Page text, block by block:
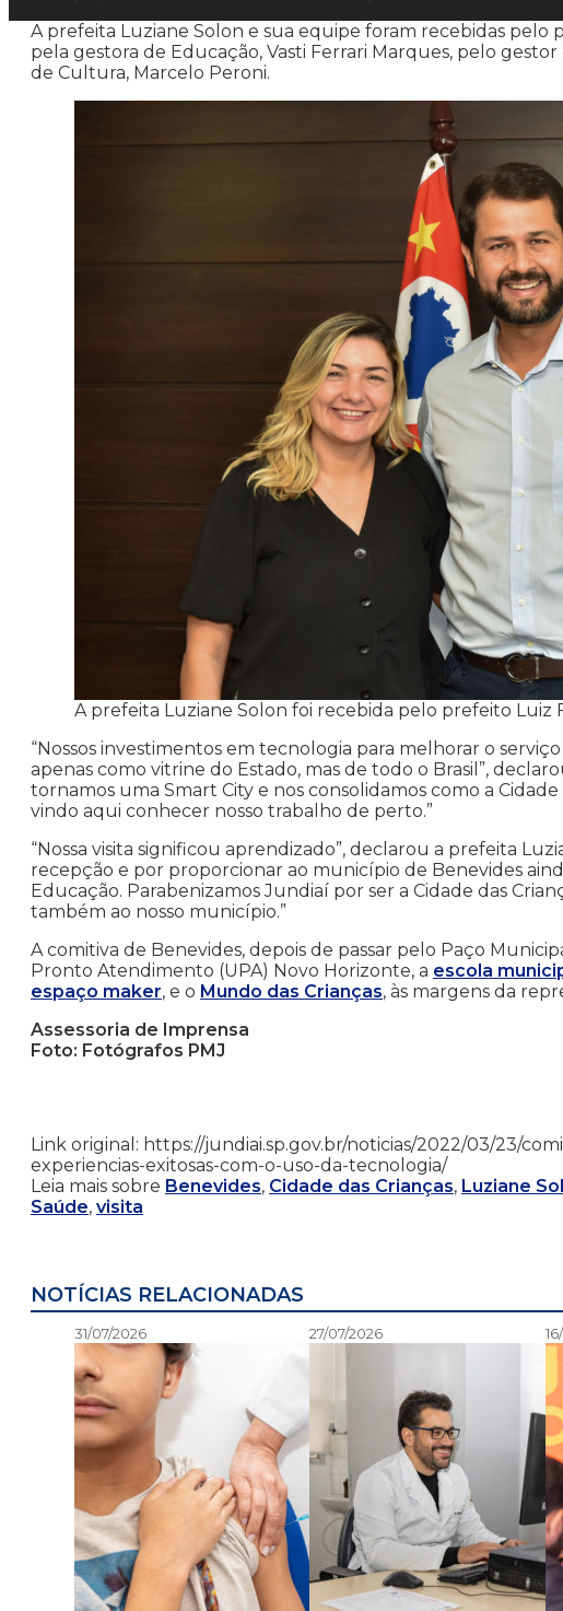
A prefeita Luziane Solon e sua equipe foram recebidas
pela gestora de Educação, Vasti Ferrari Marques, pelo
de Cultura, Marcelo Peroni.
A prefeita Luziane Solon foi recebida pelo prefeito Luiz
“Nossos investimentos em tecnologia para melhorar o
apenas como vitrine do Estado, mas de todo o Brasil”,
tornamos uma Smart City e nos consolidamos como a
vindo aqui conhecer nosso trabalho de perto.”
“Nossa visita significou aprendizado”, declarou a prefeita
recepção e por proporcionar ao município de Benevides
Educação. Parabenizamos Jundiaí por ser a Cidade das
também ao nosso município.”
A comitiva de Benevides, depois de passar pelo Paço
Pronto Atendimento (UPA) Novo Horizonte, a escola
espaço maker, e o Mundo das Crianças, às margens da
Assessoria de Imprensa
Foto: Fotógrafos PMJ
Link original: https://jundiai.sp.gov.br/noticias/2022/03/23/
experiencias-exitosas-com-o-uso-da-tecnologia/
Leia mais sobre Benevides, Cidade das Crianças, Luziane
Saúde, visita
NOTÍCIAS RELACIONADAS
31/07/2026 27/07/2026